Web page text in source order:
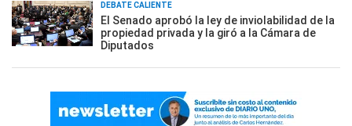
DEBATE CALIENTE
El Senado aprobó la ley de inviolabilidad de la
propiedad privada y la giró a la Cámara de
Diputados